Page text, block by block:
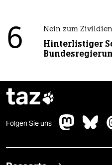
6 Nein zum
Hinterlistiger
taz
Folgen Sie uns